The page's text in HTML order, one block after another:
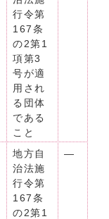
行令第
167条
の2第1
項第3
号が適
用され
る団体
である
こと
地方自
治法施
行令第
167条
の2第1
―